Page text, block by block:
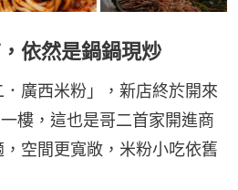
依然是鍋鍋現炒
廣西米粉」，新店終於開來
樓，這也是哥二首家開進商
空間更寬敞，米粉小吃依舊